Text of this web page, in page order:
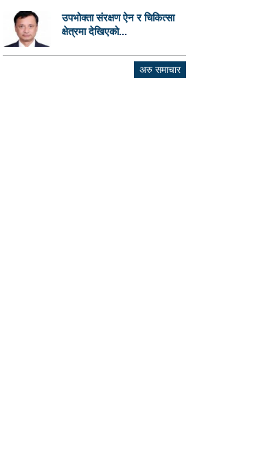
उपभोक्ता संरक्षण ऐन र चिकित्सा
क्षेत्रमा देखिएको...
अरु समाचार